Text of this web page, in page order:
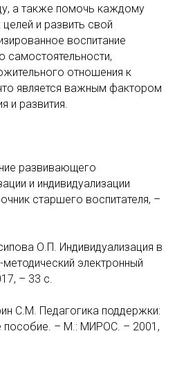
а также помочь каждому
и развить свой
воспитание
самостоятельности,
отношения к
является важным фактором
и развития.
развивающего
и индивидуализации
старшего воспитателя, –
О.П. Индивидуализация в
электронный
– 33 с.
С.М. Педагогика поддержки:
пособие. – М.: МИРОС. – 2001,